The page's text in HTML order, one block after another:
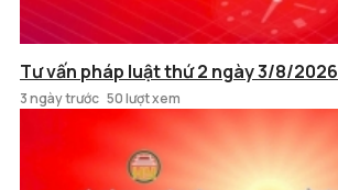
Tư vấn pháp luật thứ 2 ngày 3/8/2026
3 ngày trước 50 lượt xem